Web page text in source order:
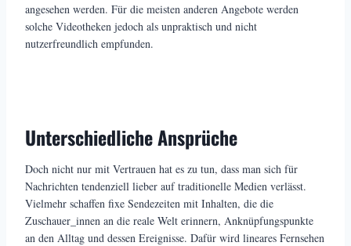
angesehen werden. Für die meisten anderen Angebote werden
solche Videotheken jedoch als unpraktisch und nicht
nutzerfreundlich empfunden.
Unterschiedliche Ansprüche
Doch nicht nur mit Vertrauen hat es zu tun, dass man sich für
Nachrichten tendenziell lieber auf traditionelle Medien verlässt.
Vielmehr schaffen fixe Sendezeiten mit Inhalten, die die
Zuschauer_innen an die reale Welt erinnern, Anknüpfungspunkte
an den Alltag und dessen Ereignisse. Dafür wird lineares Fernsehen